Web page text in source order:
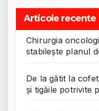
Articole recente
Chirurgia
stabilește planul
De la gătit la
și tigăile potrivite